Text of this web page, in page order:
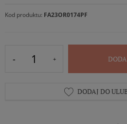
Kod produktu: FA23OR0174PF
DODAJ DO